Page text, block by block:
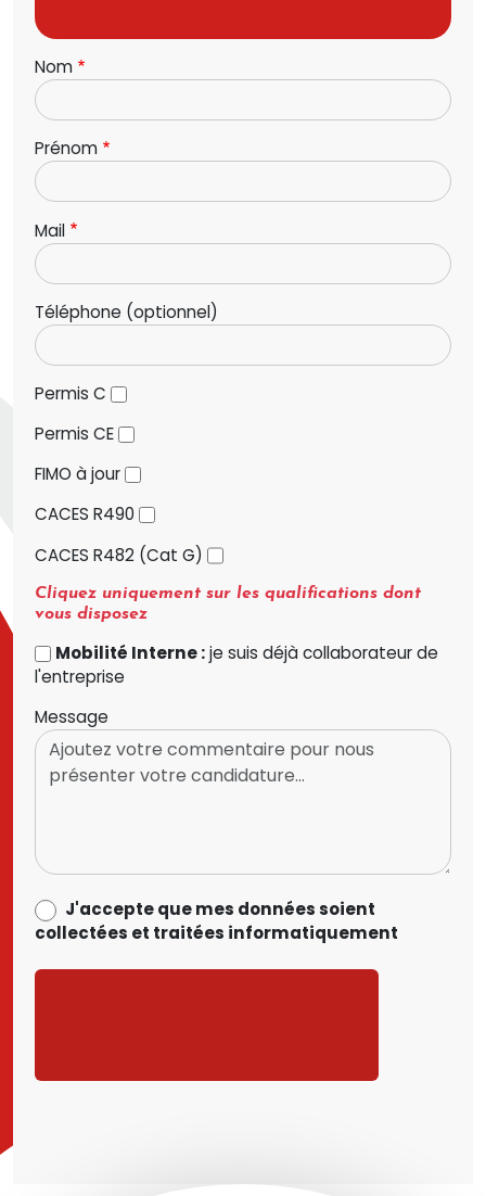
Nom
Prénom
Mail
Téléphone (optionnel)
Permis C
Permis CE
FIMO à jour
CACES R490
CACES R482 (Cat G)
Cliquez uniquement sur les qualifications dont
vous disposez
Mobilité Interne :je suis déjà collaborateur de
l'entreprise
Message
data_process_optin
J'accepte que mes données soient
collectées et traitées informatiquement